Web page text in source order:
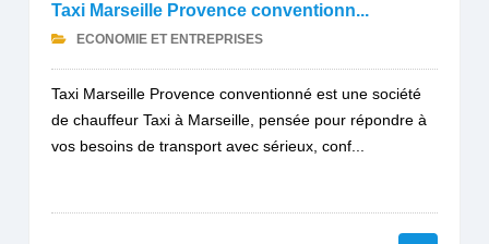
Taxi Marseille Provence conventionn...
ECONOMIE ET ENTREPRISES
Taxi Marseille Provence conventionné est une société
de chauffeur Taxi à Marseille, pensée pour répondre à
vos besoins de transport avec sérieux, conf...